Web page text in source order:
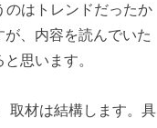
のはトレンドだったか
が、内容を読んでいた
思います。
取材は結構します。具